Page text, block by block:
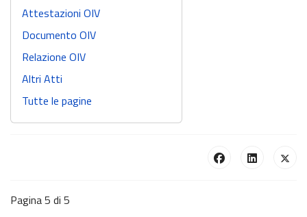
Attestazioni OIV
Documento OIV
Relazione OIV
Altri Atti
Tutte le pagine
Pagina 5 di 5